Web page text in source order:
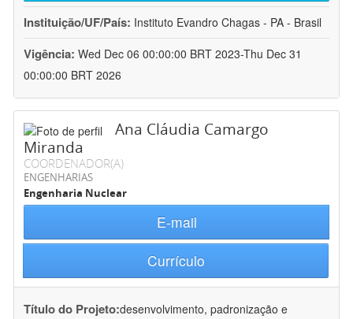
Instituição/UF/País: Instituto Evandro Chagas - PA - Brasil
Vigência: Wed Dec 06 00:00:00 BRT 2023-Thu Dec 31
00:00:00 BRT 2026
Ana Cláudia Camargo
Miranda
COORDENADOR(A)
ENGENHARIAS
Engenharia Nuclear
E-mail
Currículo
Título do Projeto:desenvolvimento, padronização e